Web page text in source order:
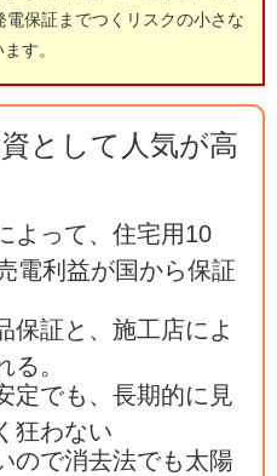
電保証までつくリスクの小さな
す。
として人気が高
よって、住宅用10
電利益が国から保証
保証と、施工店によ
る。
定でも、長期的に見
狂わない
ので消去法でも太陽